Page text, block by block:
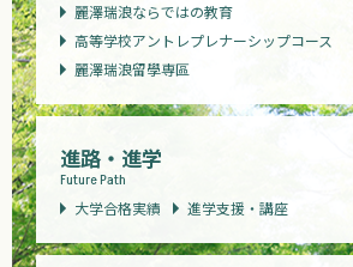
麗澤瑞浪ならではの教育
高等学校アントレプレナーシップコース
麗澤瑞浪留學専區
進路・進学
Future Path
大学合格実績
進学支援・講座